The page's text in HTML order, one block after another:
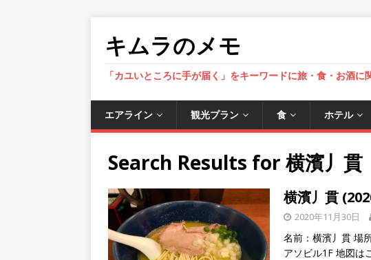
キムラのメモ
「カユいところに手が届く」をキーワードに旅・食・お酒
エアライン 観光プラン 食 ホテル
Search Results for 横濱丿貫
横濱丿貫
2020年11月30日
名前：横濱丿貫 場
アソビル1F 地図は